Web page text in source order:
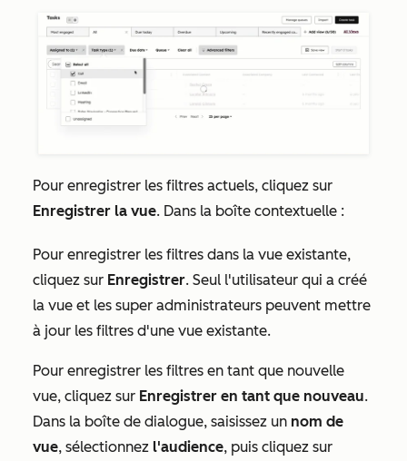
Pour enregistrer les filtres actuels, cliquez sur
Enregistrer la vue. Dans la boîte contextuelle :
Pour enregistrer les filtres dans la vue existante,
cliquez sur Enregistrer. Seul l'utilisateur qui a créé
la vue et les super administrateurs peuvent mettre
à jour les filtres d'une vue existante.
Pour enregistrer les filtres en tant que nouvelle
vue, cliquez sur Enregistrer en tant que nouveau.
Dans la boîte de dialogue, saisissez un nom de
vue, sélectionnez l'audience, puis cliquez sur